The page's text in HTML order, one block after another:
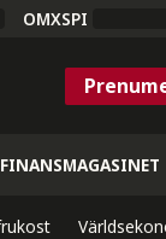
OMXSPI
FINANSMAGASINET